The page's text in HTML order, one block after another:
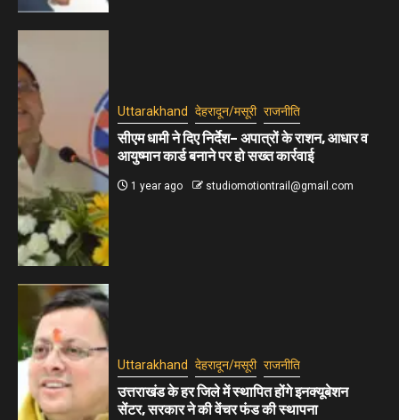
Uttarakhand देहरादून/मसूरी राजनीति
सीएम धामी ने दिए निर्देश– अपात्रों के राशन, आधार व
आयुष्मान कार्ड बनाने पर हो सख्त कार्रवाई
1 year ago studiomotiontrail@gmail.com
Uttarakhand देहरादून/मसूरी राजनीति
उत्तराखंड के हर जिले में स्थापित होंगे इनक्यूबेशन
सेंटर, सरकार ने की वेंचर फंड की स्थापना